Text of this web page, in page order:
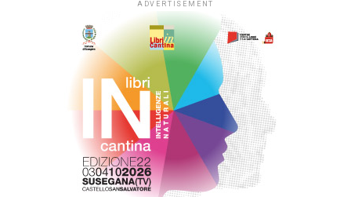
Entrambe le pratiche condividono uno sguardo capace di
riconoscere valore nei dettagli e nei frammenti,
trasformando ciò che esiste già in qualcosa di inaspettato.
Un invito a guardare il mondo con curiosità, a non sprecare,
a reinventare e a lasciare spazio alla fantasia.
La presentazione sarà l’occasione per esplorare il
creativo del tagliare, assemblare e reinventare
scoprendo come da piccoli pezzi possano nascere storie,
immagini e abiti capaci di raccontare nuovi mondi.